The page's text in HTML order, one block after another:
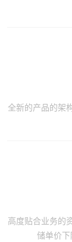
全新的产品的架
高度贴合业务的
储单价下